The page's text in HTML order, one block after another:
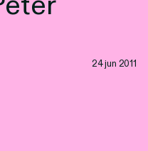
24 jun 2011